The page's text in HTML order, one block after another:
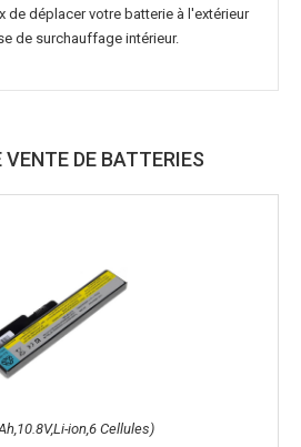
de déplacer votre batterie à l'extérieur
de surchauffage intérieur.
VENTE DE BATTERIES
ion,6 Cellules)